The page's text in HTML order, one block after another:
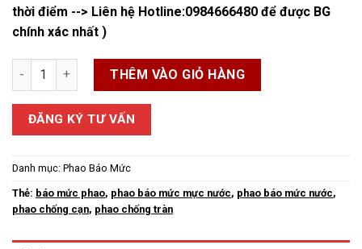
thời điểm --> Liên hệ Hotline:0984666480 để được BG
chính xác nhất )
Phao Báo Mức Nước số lượngTHÊM VÀO GIỎ HÀNG
ĐĂNG KÝ TƯ VẤN
Danh mục: Phao Báo Mức
Thẻ: báo mức phao, phao báo mức mực nước, phao báo mức nước,
phao chống cạn, phao chống tràn